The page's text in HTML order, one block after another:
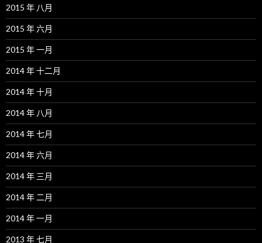
2015 年 八月
2015 年 六月
2015 年 一月
2014 年 十二月
2014 年 十月
2014 年 八月
2014 年 七月
2014 年 六月
2014 年 三月
2014 年 二月
2014 年 一月
2013 年 七月